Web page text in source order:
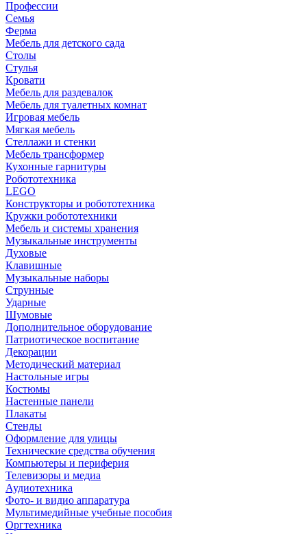
Профессии
Семья
Ферма
Мебель для детского сада
Столы
Cтулья
Кровати
Мебель для раздевалок
Мебель для туалетных комнат
Игровая мебель
Мягкая мебель
Стеллажи и стенки
Мебель трансформер
Кухонные гарнитуры
Робототехника
LEGO
Конструкторы и робототехника
Кружки робототехники
Мебель и системы хранения
Музыкальные инструменты
Духовые
Клавишные
Музыкальные наборы
Струнные
Ударные
Шумовые
Дополнительное оборудование
Патриотическое воспитание
Декорации
Методический материал
Настольные игры
Костюмы
Настенные панели
Плакаты
Стенды
Оформление для улицы
Технические средства обучения
Компьютеры и периферия
Телевизоры и медиа
Аудиотехника
Фото- и видио аппаратура
Мультимедийные учебные пособия
Оргтехника